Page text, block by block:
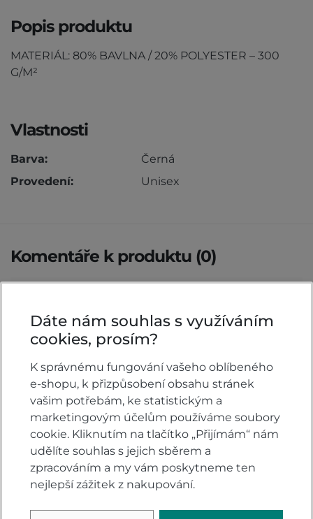
Popis produktu
MATERIÁL: 80% BAVLNA / 20% POLYESTER – 300
G/M²
Vlastnosti
Barva:
Černá
Provedení:
Unisex
Komentáře k produktu (0)
the road?
Zeptejte se.
ZEPTAT SE V DISKUSI
Hodnocení produktu
Přidejte vlastní hodnocení produktu a pomožte
tak dalším nakupujícím.
Hodnoťte.
Dáte nám souhlas s využíváním
cookies, prosím?
K správnému fungování vašeho oblíbeného
e-shopu, k přizpůsobení obsahu stránek
vašim potřebám, ke statistickým a
marketingovým účelům používáme soubory
cookie. Kliknutím na tlačítko „Přijímám“ nám
udělíte souhlas s jejich sběrem a
zpracováním a my vám poskytneme ten
nejlepší zážitek z nakupování.